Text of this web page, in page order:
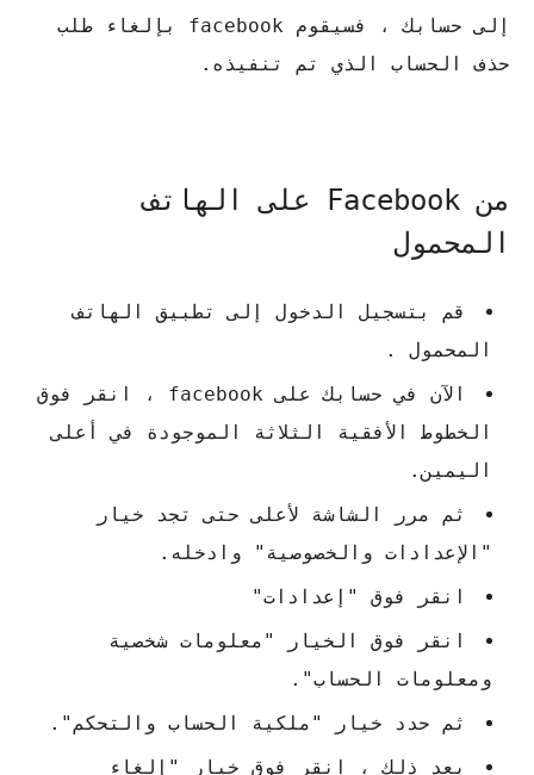
إلى حسابك ، فسيقوم facebook بإلغاء طلب
حذف الحساب الذي تم تنفيذه.
من Facebook على الهاتف
المحمول
قم بتسجيل الدخول إلى تطبيق الهاتف
المحمول .
الآن في حسابك على facebook ، انقر فوق
الخطوط الأفقية الثلاثة الموجودة في أعلى
اليمين.
ثم مرر الشاشة لأعلى حتى تجد خيار
"الإعدادات والخصوصية" وادخله.
انقر فوق "إعدادات"
انقر فوق الخيار "معلومات شخصية
ومعلومات الحساب".
ثم حدد خيار "ملكية الحساب والتحكم".
بعد ذلك ، انقر فوق خيار "إلغاء